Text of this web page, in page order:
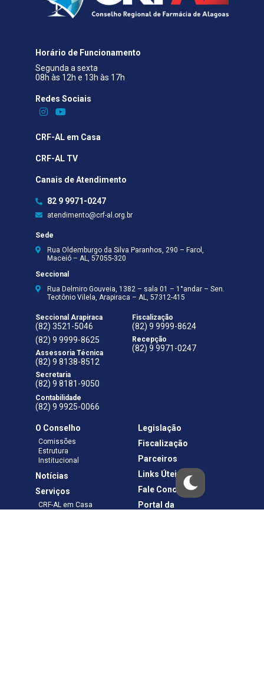
Horário de Funcionamento
Segunda a sexta
08h às 12h e 13h às 17h
Redes Sociais​
CRF-AL em Casa
CRF-AL TV
Canais de Atendimento
82 9 9971-0247
atendimento@crf-al.org.br
Sede
Rua Oldemburgo da Silva Paranhos, 290 – Farol,
Maceió – AL, 57055-320
Seccional
Rua Delmiro Gouveia, 1382 – sala 01 – 1°andar – Sen.
Teotônio Vilela, Arapiraca – AL, 57312-415
Seccional Arapiraca
(82) 3521-5046
(82) 9 9999-8625
Assessoria Técnica
(82) 9 8138-8512
Secretaria
(82) 9 8181-9050
Contabilidade
(82) 9 9925-0066
Fiscalização
(82) 9 9999-8624
Recepção
(82) 9 9971-0247
O Conselho
Comissões
Estrutura
Institucional
Notícias
Serviços
CRF-AL em Casa
Legislação
Fiscalização
Parceiros
Links Úteis
Fale Conosco
Portal da